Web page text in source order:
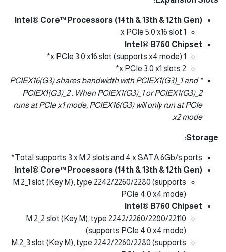
Intel® Core™ Processors (14th & 13th & 12th Gen)
1 x PCIe 5.0 x16 slot
Intel® B760 Chipset
1 x PCIe 3.0 x16 slot (supports x4 mode)*
2 x PCIe 3.0 x1 slots*
* PCIEX16(G3) shares bandwidth with PCIEX1(G3)_1 and
PCIEX1(G3)_2 . When PCIEX1(G3)_1 or PCIEX1(G3)_2
runs at PCIe x1 mode, PCIEX16(G3) will only run at PCIe
x2 mode.
Storage:
Total supports 3 x M.2 slots and 4 x SATA 6Gb/s ports*
Intel® Core™ Processors (14th & 13th & 12th Gen)
M.2_1 slot (Key M), type 2242/2260/2280 (supports
PCIe 4.0 x4 mode)
Intel® B760 Chipset
M.2_2 slot (Key M), type 2242/2260/2280/22110
(supports PCIe 4.0 x4 mode)
M.2_3 slot (Key M), type 2242/2260/2280 (supports